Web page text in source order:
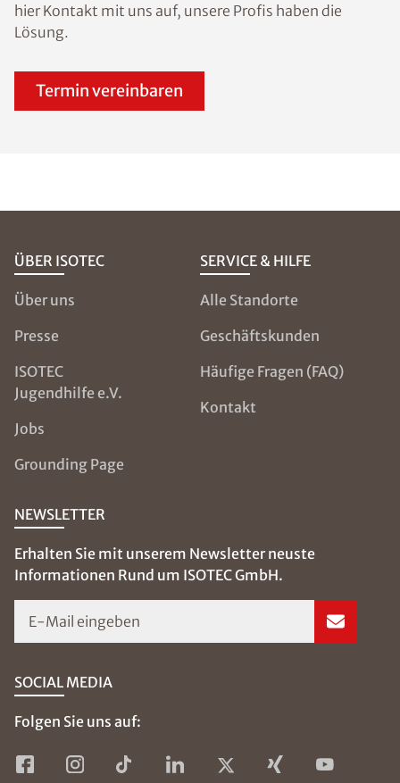
hier Kontakt mit uns auf, unsere Profis haben die
Lösung.
Termin vereinbaren
ÜBER ISOTEC
Über uns
Presse
ISOTEC
Jugendhilfe e.V.
Jobs
Grounding Page
SERVICE & HILFE
Alle Standorte
Geschäftskunden
Häufige Fragen (FAQ)
Kontakt
NEWSLETTER
Erhalten Sie mit unserem Newsletter neuste
Informationen Rund um ISOTEC GmbH.
E-Mail eingeben
SOCIAL MEDIA
Folgen Sie uns auf: